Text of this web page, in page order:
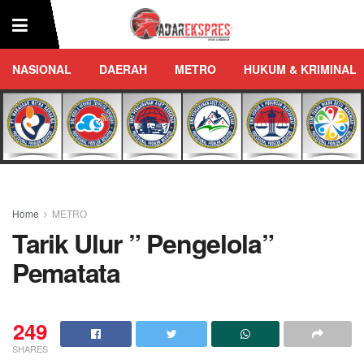
NASIONAL DAERAH METRO HUKUM & KRIMINAL
Home METRO
Tarik Ulur ” Pengelola”
Pematata
249
SHARES